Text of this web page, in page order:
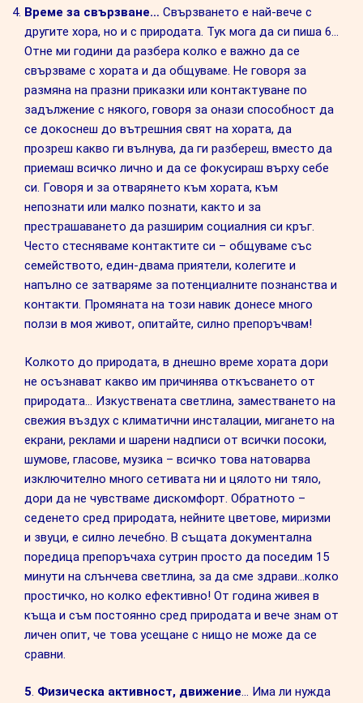
Време за свързване… Свързването е най-вече с
другите хора, но и с природата. Тук мога да си пиша 6…
Отне ми години да разбера колко е важно да се
свързваме с хората и да общуваме. Не говоря за
размяна на празни приказки или контактуване по
задължение с някого, говоря за онази способност да
се докоснеш до вътрешния свят на хората, да
прозреш какво ги вълнува, да ги разбереш, вместо да
приемаш всичко лично и да се фокусираш върху себе
си. Говоря и за отварянето към хората, към
непознати или малко познати, както и за
престрашаването да разширим социалния си кръг.
Често стесняваме контактите си – общуваме със
семейството, един-двама приятели, колегите и
напълно се затваряме за потенциалните познанства и
контакти. Промяната на този навик донесе много
ползи в моя живот, опитайте, силно препоръчвам!
Колкото до природата, в днешно време хората дори
не осъзнават какво им причинява откъсването от
природата… Изкуствената светлина, заместването на
свежия въздух с климатични инсталации, мигането на
екрани, реклами и шарени надписи от всички посоки,
шумове, гласове, музика – всичко това натоварва
изключително много сетивата ни и цялото ни тяло,
дори да не чувстваме дискомфорт. Обратното –
седенето сред природата, нейните цветове, миризми
и звуци, е силно лечебно. В същата документална
поредица препоръчаха сутрин просто да поседим 15
минути на слънчева светлина, за да сме здрави…колко
простичко, но колко ефективно! От година живея в
къща и съм постоянно сред природата и вече знам от
личен опит, че това усещане с нищо не може да се
сравни.
5. Физическа активност, движение… Има ли нужда